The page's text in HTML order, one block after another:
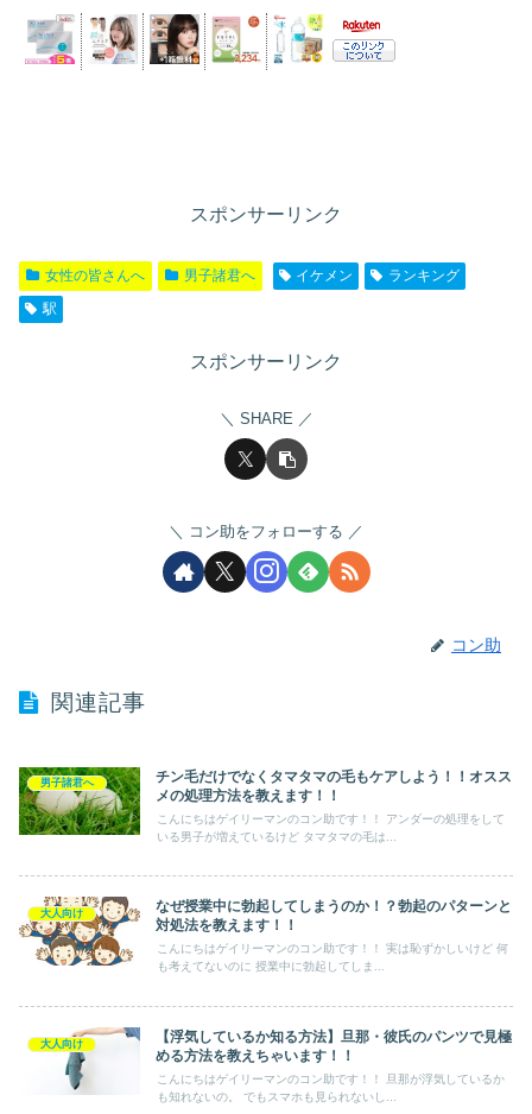
スポンサーリンク
女性の皆さんへ 男子諸君へ イケメン
ランキング
駅
スポンサーリンク
SHARE
コン助をフォローする
コン助
関連記事
男子諸君へ
チン毛だけでなくタマタマの毛もケアしよう！！オスス
メの処理方法を教えます！！
こんにちはゲイリーマンのコン助です！！ アンダーの処理をして
いる男子が増えているけど タマタマの毛は...
大人向け
なぜ授業中に勃起してしまうのか！？勃起のパターンと
対処法を教えます！！
こんにちはゲイリーマンのコン助です！！ 実は恥ずかしいけど 何
も考えてないのに 授業中に勃起してしま...
大人向け
【浮気しているか知る方法】旦那・彼氏のパンツで見極
める方法を教えちゃいます！！
こんにちはゲイリーマンのコン助です！！ 旦那が浮気しているか
も知れないの。 でもスマホも見られないし...